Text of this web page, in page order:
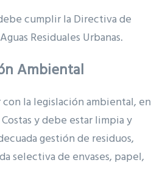
cumplir la Directiva de
Residuales Urbanas.
Ambiental
la legislación ambiental, en
y debe estar limpia y
gestión de residuos,
selectiva de envases, papel,